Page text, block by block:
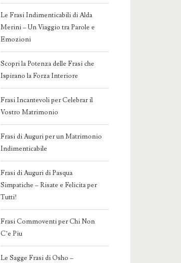
Le Frasi Indimenticabili di Alda
Merini – Un Viaggio tra Parole e
Emozioni
Scopri la Potenza delle Frasi che
Ispirano la Forza Interiore
Frasi Incantevoli per Celebrar il
Vostro Matrimonio
Frasi di Auguri per un Matrimonio
Indimenticabile
Frasi di Auguri di Pasqua
Simpatiche – Risate e Felicita per
Tutti!
Frasi Commoventi per Chi Non
C’e Piu
Le Sagge Frasi di Osho –